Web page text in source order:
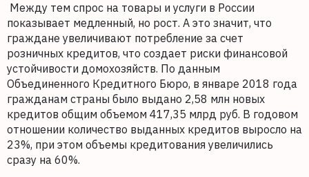
Между тем спрос на товары и услуги в России
показывает медленный, но рост. А это значит, что
граждане увеличивают потребление за счет
розничных кредитов, что создает риски финансовой
устойчивости домохозяйств. По данным
Объединенного Кредитного Бюро, в январе 2018 года
гражданам страны было выдано 2,58 млн новых
кредитов общим объемом 417,35 млрд руб. В годовом
отношении количество выданных кредитов выросло на
23%, при этом объемы кредитования увеличились
сразу на 60%.